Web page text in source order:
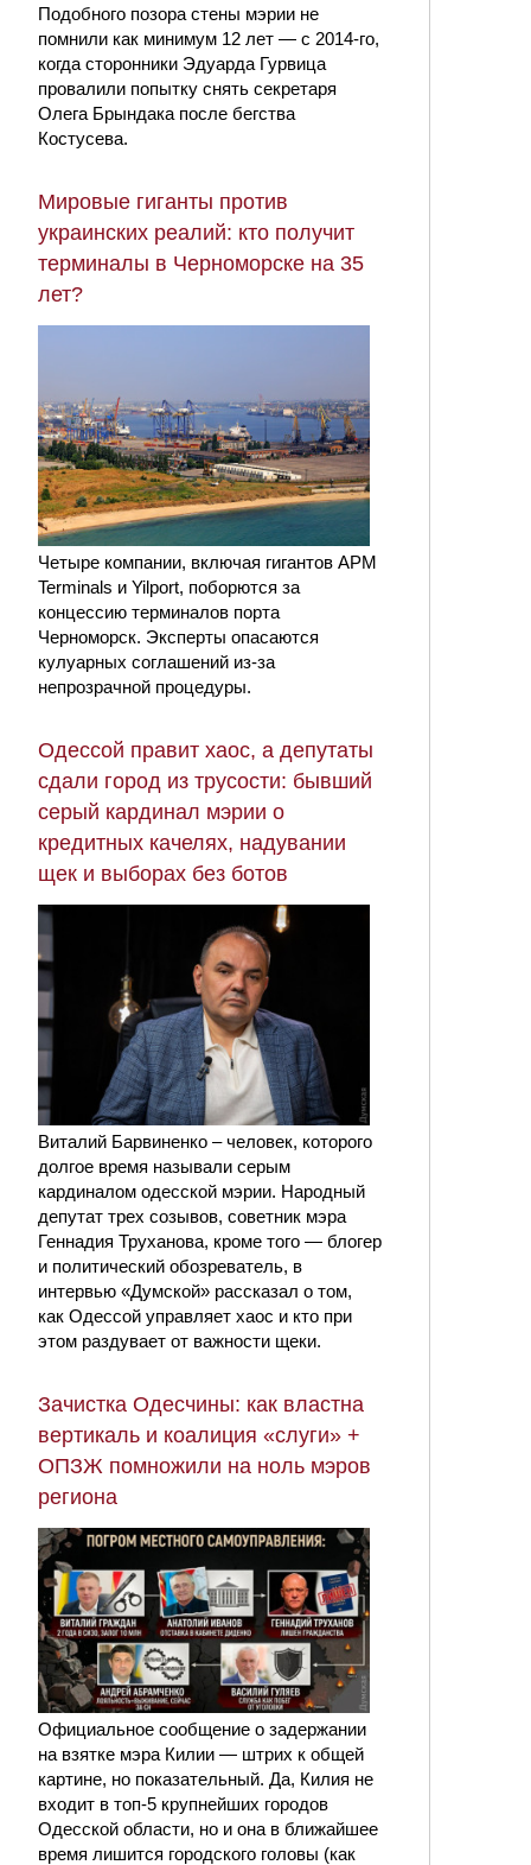
Подобного позора стены мэрии не
помнили как минимум 12 лет — с 2014-го,
когда сторонники Эдуарда Гурвица
провалили попытку снять секретаря
Олега Брындака после бегства
Костусева.
Мировые гиганты против
украинских реалий: кто получит
терминалы в Черноморске на 35
лет?
Четыре компании, включая гигантов APM
Terminals и Yilport, поборются за
концессию терминалов порта
Черноморск. Эксперты опасаются
кулуарных соглашений из-за
непрозрачной процедуры.
Одессой правит хаос, а депутаты
сдали город из трусости: бывший
серый кардинал мэрии о
кредитных качелях, надувании
щек и выборах без ботов
Виталий Барвиненко – человек, которого
долгое время называли серым
кардиналом одесской мэрии. Народный
депутат трех созывов, советник мэра
Геннадия Труханова, кроме того — блогер
и политический обозреватель, в
интервью «Думской» рассказал о том,
как Одессой управляет хаос и кто при
этом раздувает от важности щеки.
Зачистка Одесчины: как властна
вертикаль и коалиция «слуги» +
ОПЗЖ помножили на ноль мэров
региона
Официальное сообщение о задержании
на взятке мэра Килии — штрих к общей
картине, но показательный. Да, Килия не
входит в топ-5 крупнейших городов
Одесской области, но и она в ближайшее
время лишится городского головы (как